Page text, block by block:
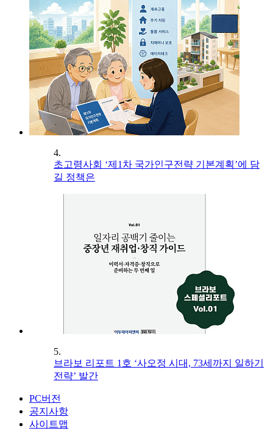
4.
초고령사회 ‘제1차 국가인구전략 기본계획’에 담
길 정책은
5.
브라보 리포트 1호 ‘사오정 시대, 73세까지 일하기
전략’ 발간
PC버전
공지사항
사이트맵